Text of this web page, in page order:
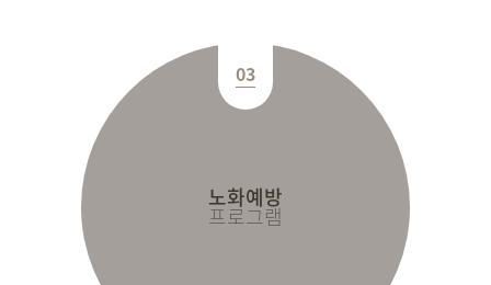
03
노화예방
프로그램